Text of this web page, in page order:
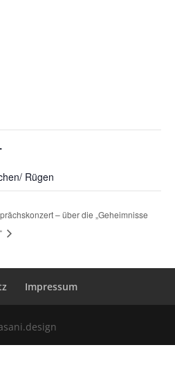
Rügen
– über die „Geheimnisse
Impressum